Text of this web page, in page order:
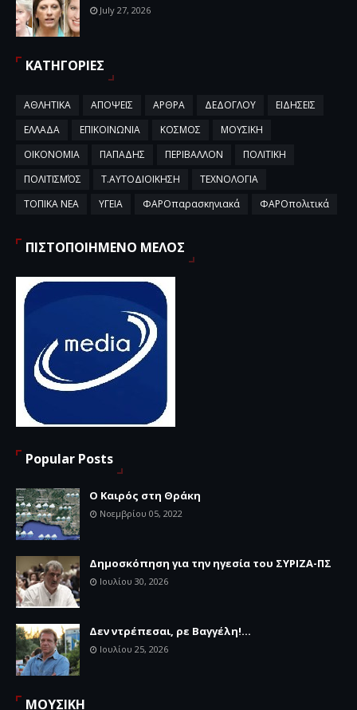
July 27, 2026
ΚΑΤΗΓΟΡΙΕΣ
ΑΘΛΗΤΙΚΑ ΑΠΟΨΕΙΣ ΑΡΘΡΑ ΔΕΔΟΓΛΟΥ
ΕΙΔΗΣΕΙΣ
ΕΛΛΑΔΑ
ΕΠΙΚΟΙΝΩΝΙΑ ΚΟΣΜΟΣ
ΜΟΥΣΙΚΗ
ΟΙΚΟΝΟΜΙΑ
ΠΑΠΑΔΗΣ ΠΕΡΙΒΑΛΛΟΝ
ΠΟΛΙΤΙΚΗ
ΠΟΛΙΤΙΣΜΌΣ
Τ.ΑΥΤΟΔΙΟΙΚΗΣΗ
ΤΕΧΝΟΛΟΓΙΑ
ΤΟΠΙΚΑ ΝΕΑ
ΥΓΕΙΑ ΦΑΡΟπαρασκηνιακά ΦΑΡΟπολιτικά
ΠΙΣΤΟΠΟΙΗΜΕΝΟ ΜΕΛΟΣ
Popular Posts
Ο Καιρός στη Θράκη
Νοεμβρίου 05, 2022
Δημοσκόπηση για την ηγεσία του ΣΥΡΙΖΑ-ΠΣ
Ιουλίου 30, 2026
Δεν ντρέπεσαι, ρε Βαγγέλη!...
Ιουλίου 25, 2026
ΜΟΥΣΙΚΗ